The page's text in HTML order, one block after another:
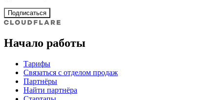
Подписаться
Начало работы
Тарифы
Связаться с отделом продаж
Партнёры
Найти партнёра